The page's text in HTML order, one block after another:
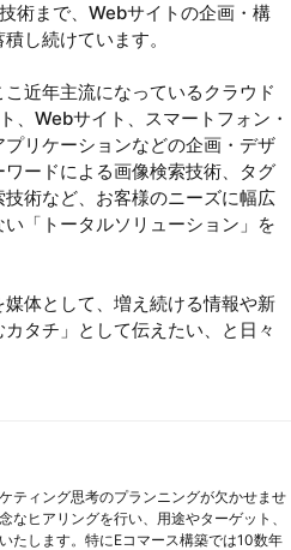
術まで、Webサイトの企画・構
し続けています。
近年主流になっているクラウド
、Webサイト、スマートフォン・
リケーションなどの企画・デザ
ードによる画像検索技術、タグ
術など、お客様のニーズに幅広
「トータルソリューション」を
体として、増え続ける情報や新
タチ」として伝えたい、と日々
ティング思考のプランニングが欠かせませ
なヒアリングを行い、用途やターゲット、
たします。特にEコマース構築では10数年